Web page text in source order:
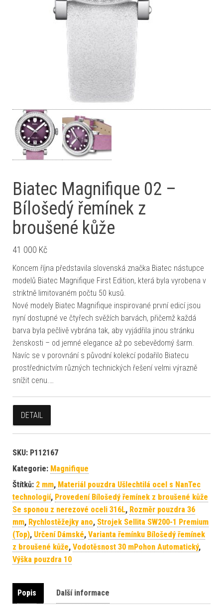
Biatec Magnifique 02 –
Bílošedý řemínek z
broušené kůže
41 000 Kč
Koncem října představila slovenská značka Biatec nástupce
modelů Biatec Magnifique First Edition, která byla vyrobena v
striktně limitovaném počtu 50 kusů.
Nové modely Biatec Magnifique inspirované první edicí jsou
nyní dostupné ve čtyřech svěžích barvách, přičemž každá
barva byla pečlivě vybrána tak, aby vyjádřila jinou stránku
ženskosti – od jemné elegance až po sebevědomý šarm.
Navíc se v porovnání s původní kolekcí podařilo Biatecu
prostřednictvím různých technických řešení velmi výrazně
snížit cenu.…
DETAIL
SKU: P112167
Kategorie: Magnifique
Štítků: 2 mm, Materiál pouzdra Ušlechtilá ocel s NanTec
technologií, Provedení Bílošedý řemínek z broušené kůže
Se sponou z nerezové oceli 316L, Rozměr pouzdra 36
mm, Rychlostěžejky ano, Strojek Sellita SW200-1 Premium
(Top), Určení Dámské, Varianta řemínku Bílošedý řemínek
z broušené kůže, Vodotěsnost 30 mPohon Automatický,
Výška pouzdra 10
Popis Další informace